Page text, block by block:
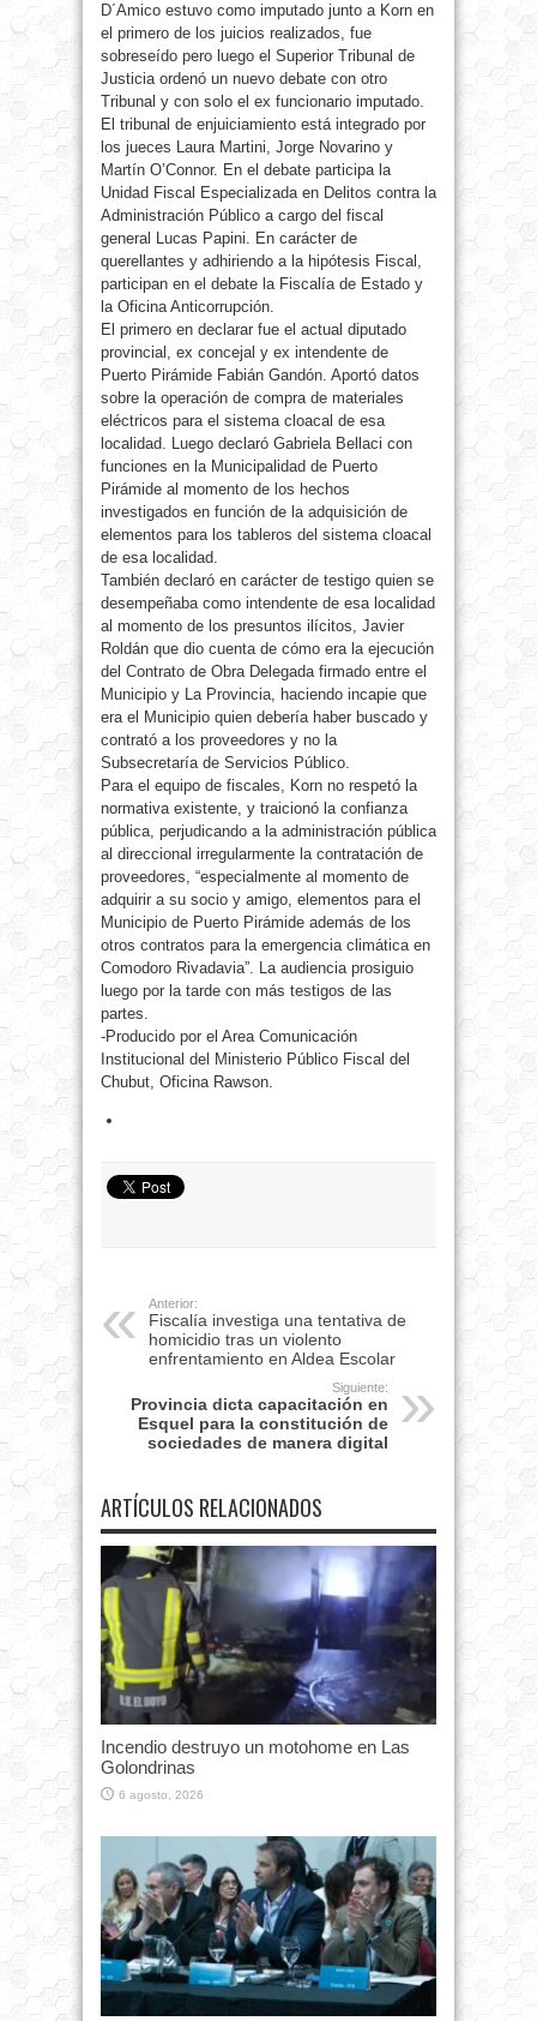
D´Amico estuvo como imputado junto a Korn en
el primero de los juicios realizados, fue
sobreseído pero luego el Superior Tribunal de
Justicia ordenó un nuevo debate con otro
Tribunal y con solo el ex funcionario imputado.
El tribunal de enjuiciamiento está integrado por
los jueces Laura Martini, Jorge Novarino y
Martín O’Connor. En el debate participa la
Unidad Fiscal Especializada en Delitos contra la
Administración Público a cargo del fiscal
general Lucas Papini. En carácter de
querellantes y adhiriendo a la hipótesis Fiscal,
participan en el debate la Fiscalía de Estado y
la Oficina Anticorrupción.
El primero en declarar fue el actual diputado
provincial, ex concejal y ex intendente de
Puerto Pirámide Fabián Gandón. Aportó datos
sobre la operación de compra de materiales
eléctricos para el sistema cloacal de esa
localidad. Luego declaró Gabriela Bellaci con
funciones en la Municipalidad de Puerto
Pirámide al momento de los hechos
investigados en función de la adquisición de
elementos para los tableros del sistema cloacal
de esa localidad.
También declaró en carácter de testigo quien se
desempeñaba como intendente de esa localidad
al momento de los presuntos ilícitos, Javier
Roldán que dio cuenta de cómo era la ejecución
del Contrato de Obra Delegada firmado entre el
Municipio y La Provincia, haciendo incapie que
era el Municipio quien debería haber buscado y
contrató a los proveedores y no la
Subsecretaría de Servicios Público.
Para el equipo de fiscales, Korn no respetó la
normativa existente, y traicionó la confianza
pública, perjudicando a la administración pública
al direccional irregularmente la contratación de
proveedores, “especialmente al momento de
adquirir a su socio y amigo, elementos para el
Municipio de Puerto Pirámide además de los
otros contratos para la emergencia climática en
Comodoro Rivadavia”. La audiencia prosiguio
luego por la tarde con más testigos de las
partes.
-Producido por el Area Comunicación
Institucional del Ministerio Público Fiscal del
Chubut, Oficina Rawson.
Anterior:
Fiscalía investiga una tentativa de
homicidio tras un violento
enfrentamiento en Aldea Escolar
Siguiente:
Provincia dicta capacitación en
Esquel para la constitución de
sociedades de manera digital
ARTÍCULOS RELACIONADOS
Incendio destruyo un motohome en Las
Golondrinas
6 agosto, 2026